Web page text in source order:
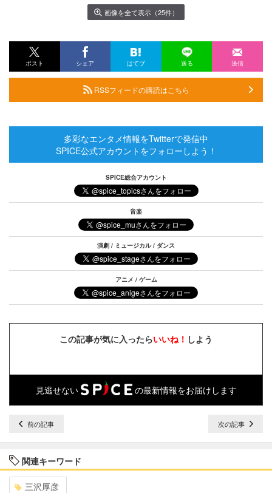
画像を全て表示（25件）
ポスト シェア はてブ 送る 送信
RSSフィードの購読はこちら
多彩なエンタメ情報をTwitterで発信中
SPICE公式アカウントをフォローしよう！
SPICE総合アカウント
音楽
演劇 / ミュージカル / ダンス
アニメ / ゲーム
この記事が気に入ったらいいね！ しよう
見逃せない の最新情報をお届けします
前の記事 次の記事
関連キーワード
三沢厚彦